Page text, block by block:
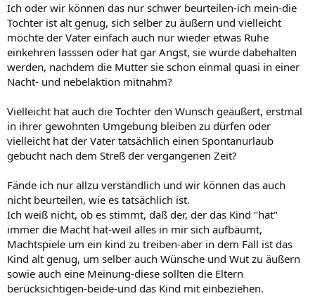
Ich oder wir können das nur schwer beurteilen-ich mein-die
Tochter ist alt genug, sich selber zu äußern und vielleicht
möchte der Vater einfach auch nur wieder etwas Ruhe
einkehren lasssen oder hat gar Angst, sie würde dabehalten
werden, nachdem die Mutter sie schon einmal quasi in einer
Nacht- und nebelaktion mitnahm?
Vielleicht hat auch die Tochter den Wunsch geäußert, erstmal
in ihrer gewohnten Umgebung bleiben zu dürfen oder
vielleicht hat der Vater tatsächlich einen Spontanurlaub
gebucht nach dem Streß der vergangenen Zeit?
Fände ich nur allzu verständlich und wir können das auch
nicht beurteilen, wie es tatsächlich ist.
Ich weiß nicht, ob es stimmt, daß der, der das Kind "hat"
immer die Macht hat-weil alles in mir sich aufbäumt,
Machtspiele um ein kind zu treiben-aber in dem Fall ist das
Kind alt genug, um selber auch Wünsche und Wut zu äußern
sowie auch eine Meinung-diese sollten die Eltern
berücksichtigen-beide-und das Kind mit einbeziehen.